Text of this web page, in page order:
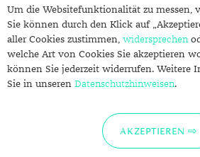
SCHMUCK.DE
Fragen zu Ihrer Bestellung?
Kontakt
Um die Websitefunktionalität zu messen,
Sie können durch den Klick auf
aller Cookies zustimmen, widersprechen
welche Art von Cookies Sie akzeptieren
können Sie jederzeit widerrufen. Weitere
Sie in unseren Datenschutzhinweisen.
AKZEPTIEREN